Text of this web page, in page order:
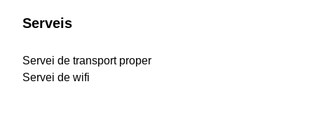
Serveis
Servei de transport proper
Servei de wifi